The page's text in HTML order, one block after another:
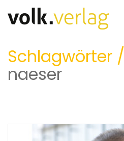
Schlagwörter /
naeser